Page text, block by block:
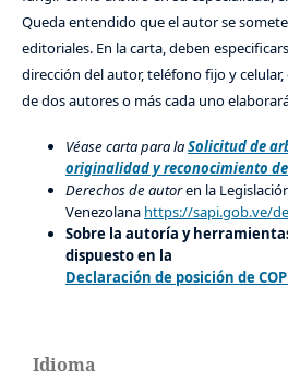
Queda entendido que el autor se
editoriales. En la carta, deben
dirección del autor, teléfono fijo y
de dos autores o más cada uno
Véase carta para laSolicitud de
originalidad y reconocimiento
Derechos de autoren la
Venezolana https://sapi.gob.ve/
Sobre la autoría y
dispuesto en la
Declaración de posición de
Idioma